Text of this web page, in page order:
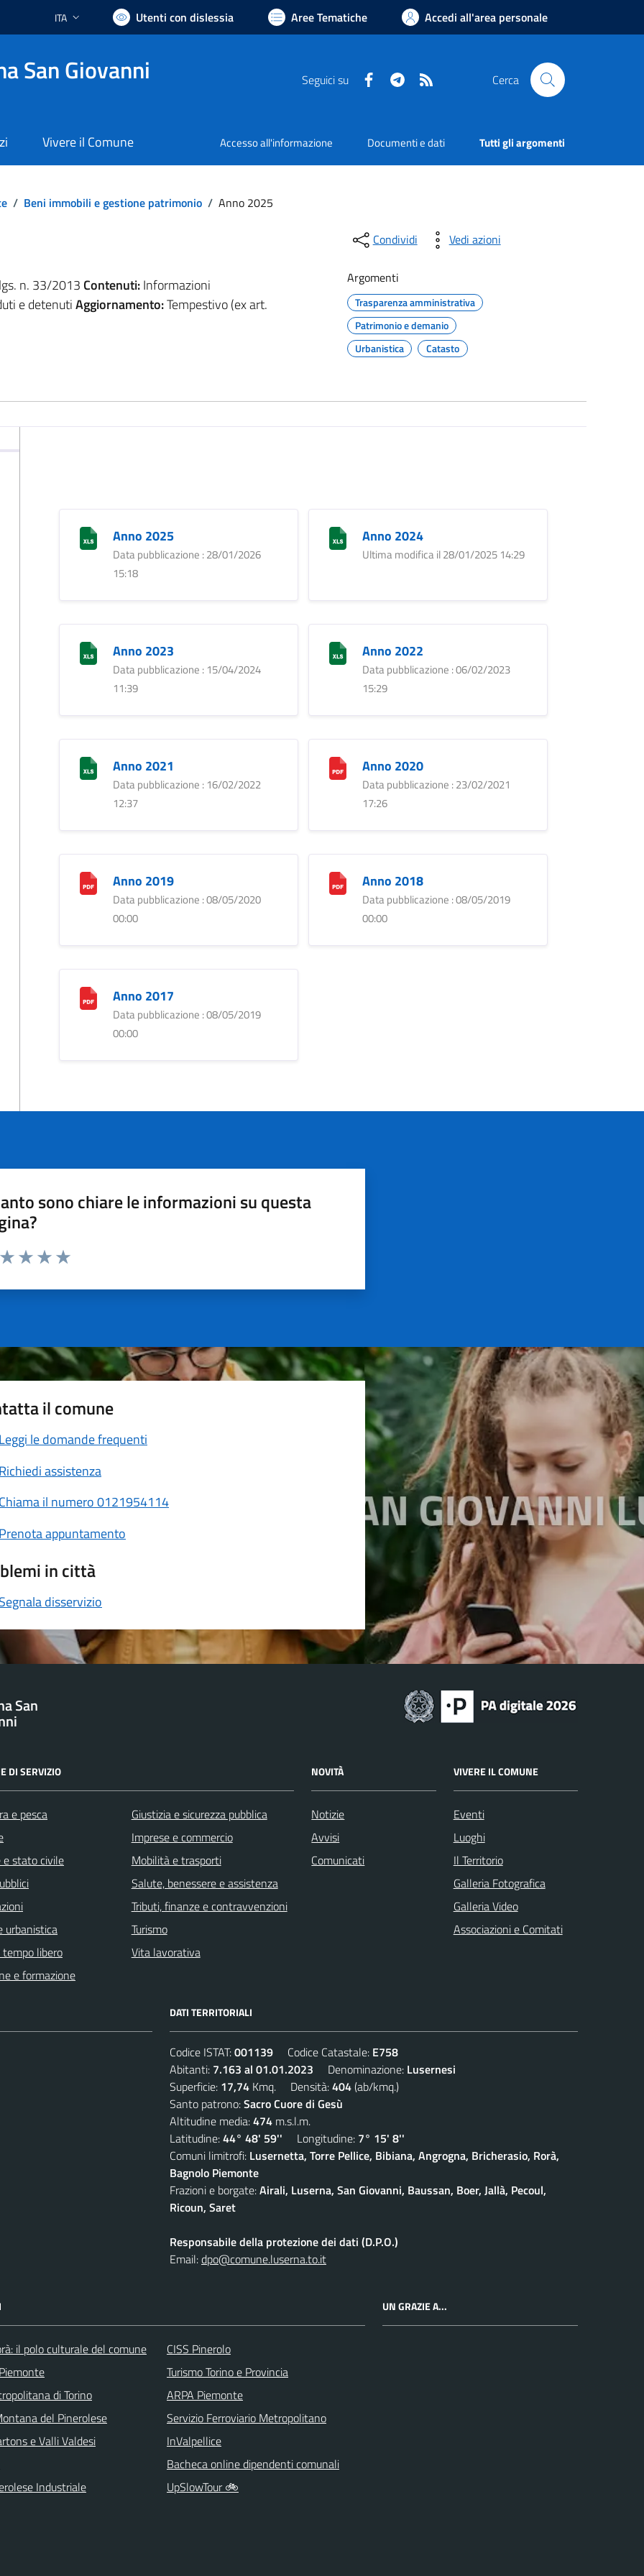
Lingua attiva:
ITA Utenti con dislessia Aree Tematiche Accedi all'area personale
San Giovanni Seguici su FacebookTelegram Cerca
Vivere il Comune Accesso all'informazione Documenti e dati Tutti gli argomenti
/ Beni immobili e gestione patrimonio / Anno 2025
n. 33/2013 Contenuti:Informazioni
e detenutiAggiornamento:Tempestivo (ex art.
Condividi Vedi azioni
Argomenti
Trasparenza amministrativa
Patrimonio e demanio
Urbanistica
Catasto
Anno 2025
Data pubblicazione : 28/01/2026
15:18
Anno 2024
Ultima modifica il 28/01/2025 14:29
Anno 2023
Data pubblicazione : 15/04/2024
11:39
Anno 2022
Data pubblicazione : 06/02/2023
15:29
Anno 2021
Data pubblicazione : 16/02/2022
12:37
Anno 2020
Data pubblicazione : 23/02/2021
17:26
Anno 2019
Data pubblicazione : 08/05/2020
00:00
Anno 2018
Data pubblicazione : 08/05/2019
00:00
Anno 2017
Data pubblicazione : 08/05/2019
00:00
sono chiare le informazioni su questa
da 1 a 5 stelle la pagina
il comune
Leggi le domande frequenti
Richiedi assistenza
Chiama il numero 0121954114
Prenota appuntamento
in città
Segnala disservizio
San
DI SERVIZIO
e pesca
e stato civile
urbanistica
libero
e formazione
Giustizia e sicurezza pubblica
Imprese e commercio
Mobilità e trasporti
Salute, benessere e assistenza
Tributi, finanze e contravvenzioni
Turismo
Vita lavorativa
NOVITÀ
Notizie
Avvisi
Comunicati
VIVERE IL COMUNE
Eventi
Luoghi
Il Territorio
Galleria Fotografica
Galleria Video
Associazioni e Comitati
DATI TERRITORIALI
Codice ISTAT:001139 Codice Catastale: E758
Abitanti: 7.163 al 01.01.2023 Denominazione: Lusernesi
Superficie: 17,74 Kmq. Densità:404(ab/kmq.)
Santo patrono:Sacro Cuore di Gesù
Altitudine media:474 m.s.l.m.
Latitudine:44° 48' 59'' Longitudine: 7° 15' 8''
Comuni limitrofi: Lusernetta, Torre Pellice, Bibiana, Angrogna, Bricherasio, Rorà,
Bagnolo Piemonte
Frazioni e borgate:Airali, Luserna, San Giovanni, Baussan, Boer, Jallà, Pecoul,
Ricoun, Saret
Responsabile della protezione dei dati (D.P.O.)
Email:dpo@comune.luserna.to.it
il polo culturale del comune
di Torino
del Pinerolese
e Valli Valdesi
Industriale
CISS Pinerolo
Turismo Torino e Provincia
ARPA Piemonte
Servizio Ferroviario Metropolitano
InValpellice
Bacheca online dipendenti comunali
UpSlowTour 🚲
UN GRAZIE A...